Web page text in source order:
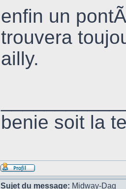
enfin un
trouvera
ailly.
benie soit la
Sujet du message: Midway-Dag